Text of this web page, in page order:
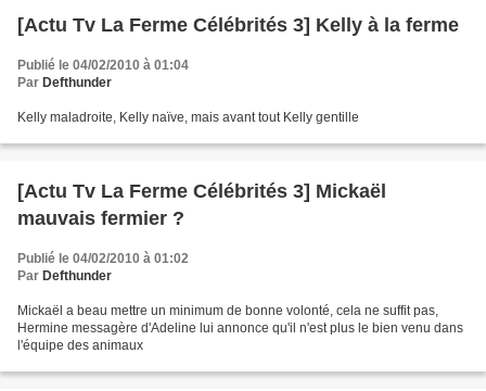
[Actu Tv La Ferme Célébrités 3] Kelly à la ferme
Publié le 04/02/2010 à 01:04
Par Defthunder
Kelly maladroite, Kelly naïve, mais avant tout Kelly gentille
[Actu Tv La Ferme Célébrités 3] Mickaël
mauvais fermier ?
Publié le 04/02/2010 à 01:02
Par Defthunder
Mickaël a beau mettre un minimum de bonne volonté, cela ne suffit pas,
Hermine messagère d'Adeline lui annonce qu'il n'est plus le bien venu dans
l'équipe des animaux